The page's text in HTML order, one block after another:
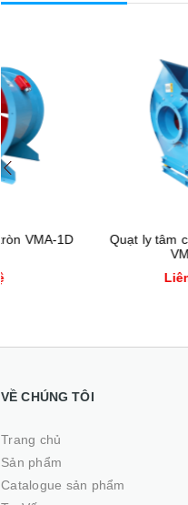
Quạt ly tâm cao áp gián tiếp
VỀ CHÚNG TÔI
Trang chủ
Sản phẩm
Catalogue sản phẩm